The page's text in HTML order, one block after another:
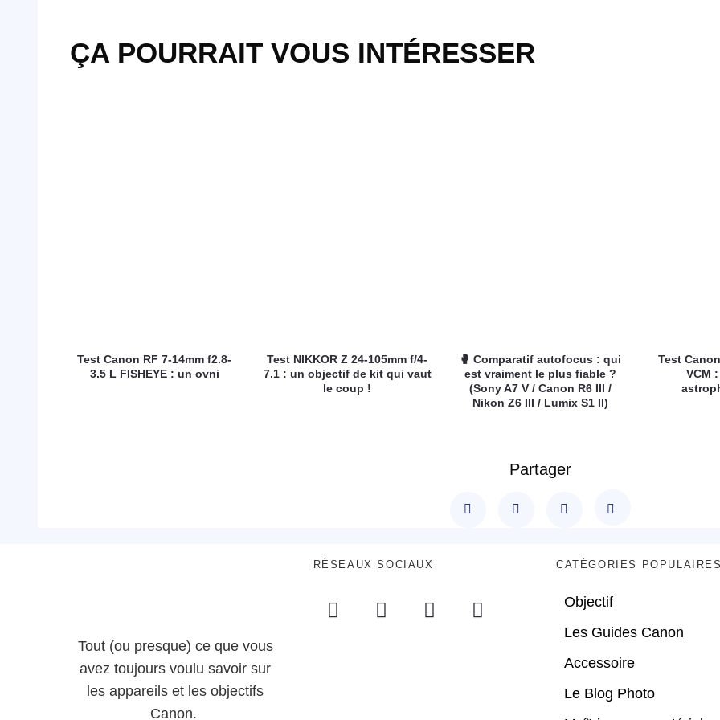
ÇA POURRAIT VOUS INTÉRESSER
Test Canon RF 7-14mm f2.8-
3.5 L FISHEYE : un ovni
Test NIKKOR Z 24-105mm f/4-
7.1 : un objectif de kit qui vaut
le coup !
🥊 Comparatif autofocus : qui
est vraiment le plus fiable ?
(Sony A7 V / Canon R6 III /
Nikon Z6 III / Lumix S1 II)
Test
VCM
Partager
Tout (ou presque) ce que vous
avez toujours voulu savoir sur
les appareils et les objectifs
Canon.
RÉSEAUX SOCIAUX CATÉGORIES POPULAIRES
Objectif
Les Guides Canon
Accessoire
Le Blog Photo